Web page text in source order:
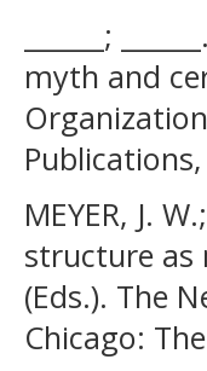
______;
myth and
MEYER, J.
structure as
(Eds.). The
Chicago: